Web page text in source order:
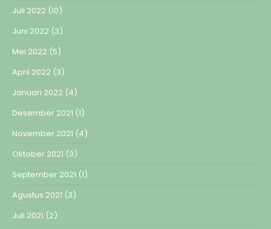
Juli 2022 (10)
Juni 2022 (3)
Mei 2022 (5)
April 2022 (3)
Januari 2022 (4)
Desember 2021 (1)
November 2021 (4)
Oktober 2021 (3)
September 2021 (1)
Agustus 2021 (3)
Juli 2021 (2)